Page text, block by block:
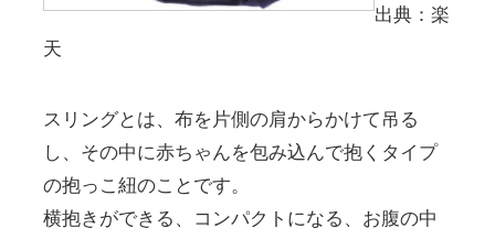
出典：楽
天
スリングとは、布を片側の肩からかけて吊る
し、その中に赤ちゃんを包み込んで抱くタイプ
の抱っこ紐のことです。
横抱きができる、コンパクトになる、お腹の中